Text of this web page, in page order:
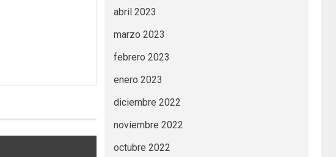
abril 2023
marzo 2023
febrero 2023
enero 2023
diciembre 2022
noviembre 2022
octubre 2022